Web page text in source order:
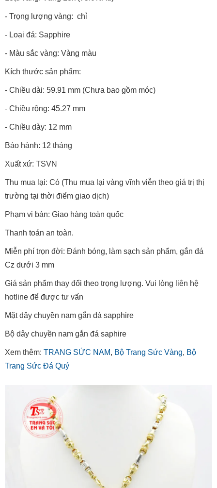
- Trọng lượng vàng: chỉ
- Loại đá: Sapphire
- Màu sắc vàng: Vàng màu
Kích thước sản phẩm:
- Chiều dài: 59.91 mm (Chưa bao gồm móc)
- Chiều rộng: 45.27 mm
- Chiều dày: 12 mm
Bảo hành: 12 tháng
Xuất xứ: TSVN
Thu mua lại: Có (Thu mua lại vàng vĩnh viễn theo giá trị thị
trường tại thời điểm giao dịch)
Phạm vi bán: Giao hàng toàn quốc
Thanh toán an toàn.
Miễn phí trọn đời: Đánh bóng, làm sạch sản phẩm, gắn đá
Cz dưới 3 mm
Giá sản phẩm thay đổi theo trọng lượng. Vui lòng liên hệ
hotline để được tư vấn
Mặt dây chuyền nam gắn đá sapphire
Bộ dây chuyền nam gắn đá saphire
Xem thêm: TRANG SỨC NAM, Bộ Trang Sức Vàng, Bộ
Trang Sức Đá Quý